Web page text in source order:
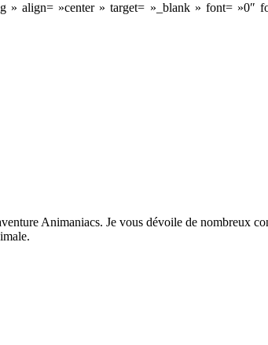
» align= »center » target= »_blank » font=
Animaniacs. Je vous dévoile de nombreux